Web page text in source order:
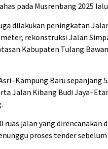
pada Musrenbang 2025
dilakukan peningkatan
meter, rekonstruksi Jalan
Kabupaten Tulang
Baru sepanjang
Jalan Kibang Budi
ruas jalan yang
proses tender